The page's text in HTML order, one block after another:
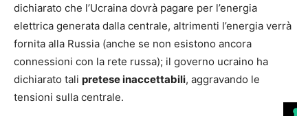
dichiarato che l’Ucraina dovrà pagare per l’energia
elettrica generata dalla centrale, altrimenti l’energia verrà
fornita alla Russia (anche se non esistono ancora
connessioni con la rete russa); il governo ucraino ha
dichiarato tali pretese inaccettabili, aggravando le
tensioni sulla centrale.